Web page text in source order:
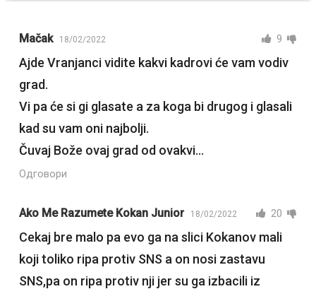
Mačak 18/02/2022 9
Ajde Vranjanci vidite kakvi kadrovi će vam vodiv
grad.
Vi pa će si gi glasate a za koga bi drugog i glasali
kad su vam oni najbolji.
Čuvaj Bože ovaj grad od ovakvi…
Одговори
Ako Me Razumete Kokan Junior 18/02/2022 20
Cekaj bre malo pa evo ga na slici Kokanov mali
koji toliko ripa protiv SNS a on nosi zastavu
SNS,pa on ripa protiv nji jer su ga izbacili iz